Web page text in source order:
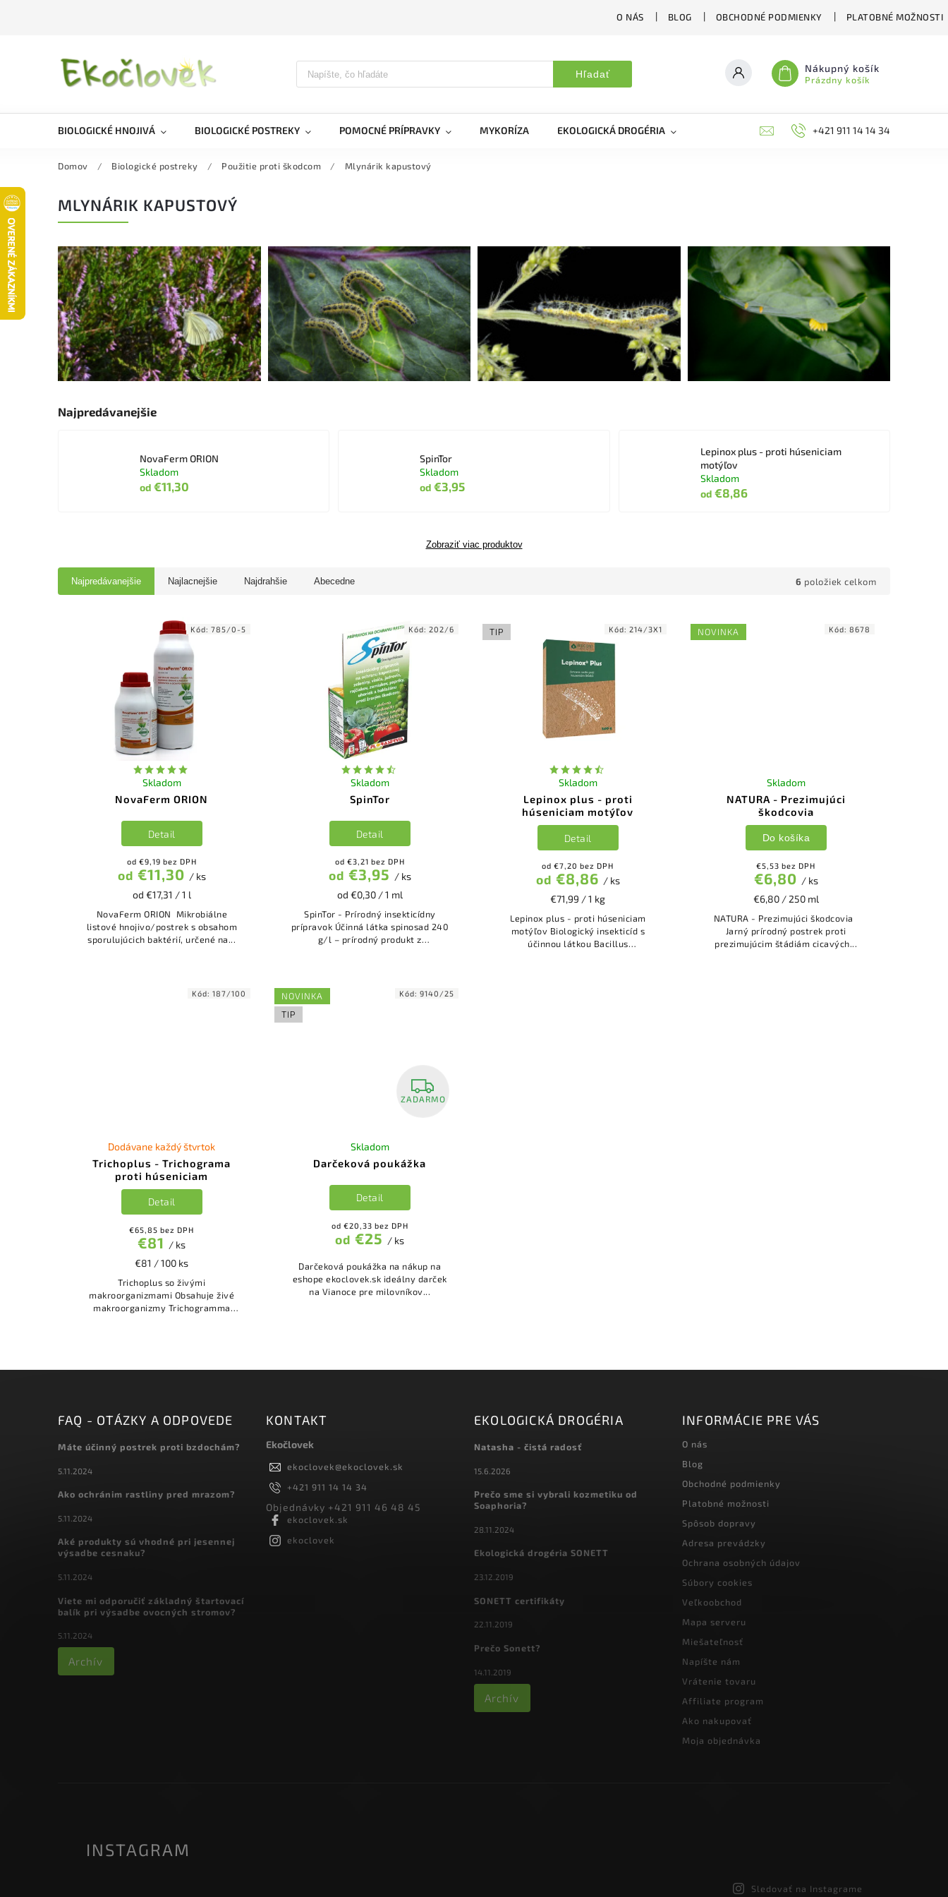
O NÁS BLOG OBCHODNÉ PODMIENKY PLATOBNÉ MOŽNOSTI
Hľadať Nákupný košík
Prázdny košík
BIOLOGICKÉ HNOJIVÁ BIOLOGICKÉ POSTREKY POMOCNÉ PRÍPRAVKY MYKORÍZA EKOLOGICKÁ DROGÉRIA VČELIE LIEČIVÁ BIOAGENS PLAŠIČE A
+421 911 14 14 34
Domov / Biologické postreky / Použitie proti škodcom / Mlynárik kapustový
MLYNÁRIK KAPUSTOVÝ
Najpredávanejšie
NovaFerm ORION
Skladom
od €11,30
SpinTor
Skladom
od €3,95
Lepinox plus - proti húseniciam
motýľov
Skladom
od€8,86
Zobraziť viac produktov
Najpredávanejšie Najlacnejšie Najdrahšie Abecedne 6 položiek celkom
NovaFerm ORION
Skladom
od €9,19 bez DPH
od €11,30 / ks
od €17,31 / 1 l
Detail
NovaFerm ORION Mikrobiálne
listové hnojivo/postrek s obsahom
sporulujúcich baktérií, určené na...
Kód:785/0-5
SpinTor
Skladom
od €3,21 bez DPH
od €3,95 / ks
od €0,30 / 1 ml
Detail
SpinTor - Prírodný insekticídny
prípravok Účinná látka spinosad 240
g/l – prírodný produkt z
Kód:202/6 TIP
Lepinox plus - proti
húseniciam motýľov
Skladom
od €7,20 bez DPH
od €8,86 / ks
€71,99 / 1 kg
Detail
Lepinox plus - proti húseniciam
motýľov Biologický insekticíd s
účinnou látkou Bacillus
Kód:214/3X1 NOVINKA
NATURA - Prezimujúci
škodcovia
Skladom
€5,53 bez DPH
€6,80 / ks
€6,80 / 250 ml
Do košíka
NATURA - Prezimujúci škodcovia
Jarný prírodný postrek proti
prezimujúcim štádiám cicavých...
Kód:8678
Trichoplus - Trichograma
proti húseniciam
Dodávane každý štvrtok
€65,85 bez DPH
€81 / ks
€81 / 100 ks
Detail
Trichoplus so živými
makroorganizmami Obsahuje živé
makroorganizmy Trichogramma
Kód:187/100
NOVINKA
TIP
ZADARMO
Darčeková poukážka
Skladom
od €20,33 bez DPH
od €25 / ks
Detail
Darčeková poukážka na nákup na
eshope ekoclovek.sk ideálny darček
na Vianoce pre milovníkov...
Kód:9140/25
FAQ - OTÁZKY A ODPOVEDE
Máte účinný postrek proti bzdochám?
5.11.2024
Ako ochránim rastliny pred mrazom?
5.11.2024
Aké produkty sú vhodné pri jesennej
výsadbe cesnaku?
5.11.2024
Viete mi odporučiť základný štartovací
balík pri výsadbe ovocných stromov?
5.11.2024
Archív
KONTAKT
Ekočlovek
ekoclovek@ekoclovek.sk
+421 911 14 14 34
Objednávky +421 911 46 48 45
ekoclovek.sk
ekoclovek
EKOLOGICKÁ DROGÉRIA
Natasha - čistá radosť
15.6.2026
Prečo sme si vybrali kozmetiku od
Soaphoria?
28.11.2024
Ekologická drogéria SONETT
23.12.2019
SONETT certifikáty
22.11.2019
Prečo Sonett?
14.11.2019
Archív
INFORMÁCIE PRE VÁS
O nás
Blog
Obchodné podmienky
Platobné možnosti
Spôsob dopravy
Adresa prevádzky
Ochrana osobných údajov
Súbory cookies
Veľkoobchod
Mapa serveru
Miešateľnosť
Napíšte nám
Vrátenie tovaru
Affiliate program
Ako nakupovať
Moja objednávka
INSTAGRAM
Sledovať na Instagrame